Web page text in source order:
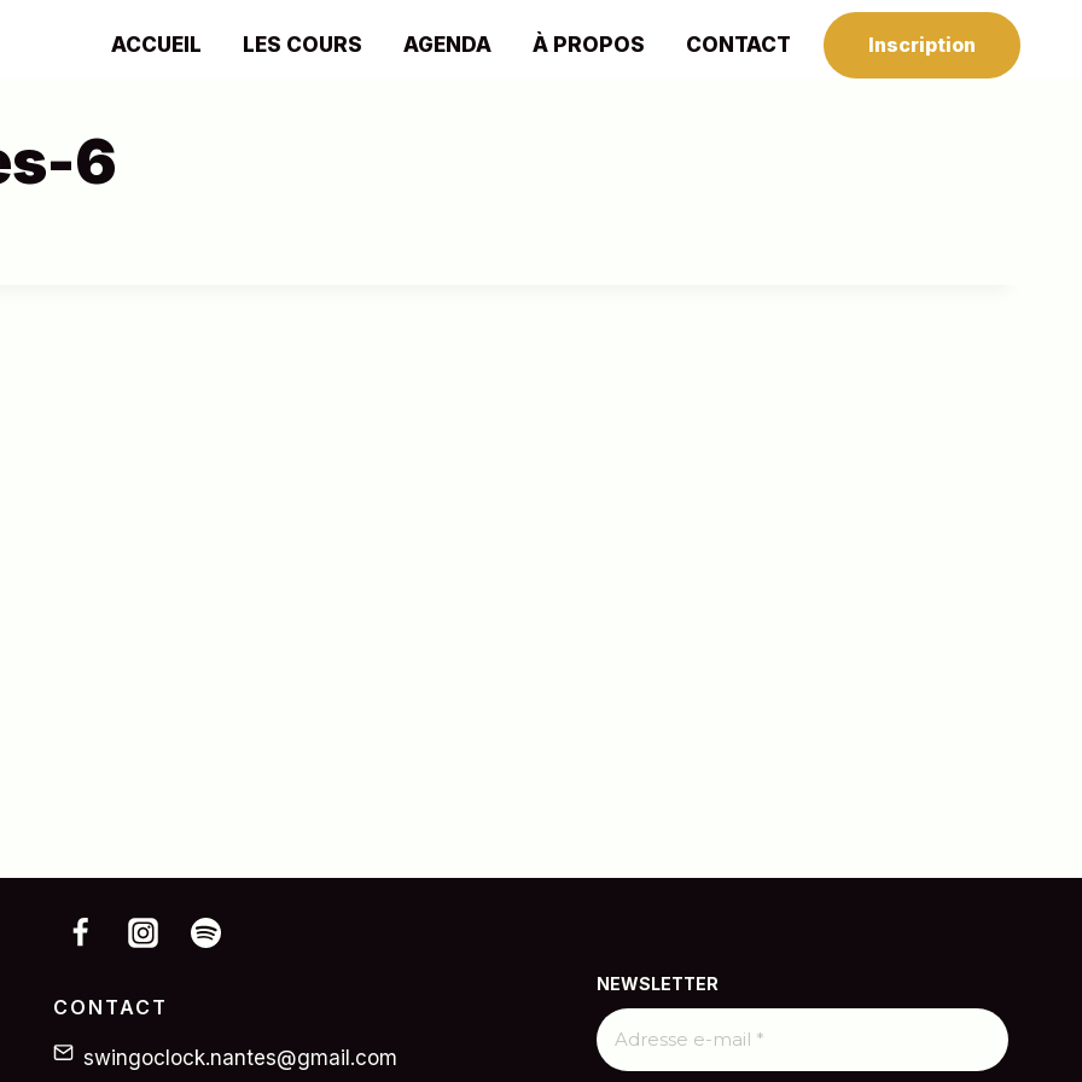
ACCUEIL LES COURS AGENDA À PROPOS CONTACT Inscription
6
CONTACT
swingoclock.nantes@gmail.com
NEWSLETTER